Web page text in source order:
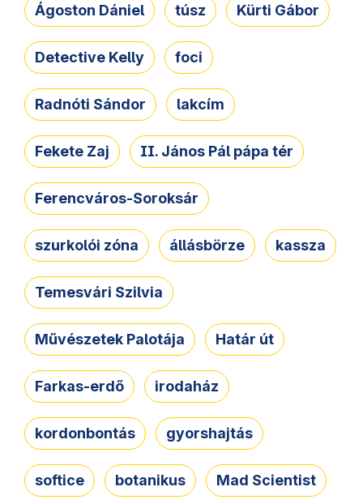
Ágoston Dániel túsz Kürti Gábor
Detective Kelly foci
Radnóti Sándor lakcím
Fekete Zaj II. János Pál pápa tér
Ferencváros-Soroksár
szurkolói zóna állásbörze kassza
Temesvári Szilvia
Művészetek Palotája Határ út
Farkas-erdő irodaház
kordonbontás gyorshajtás
softice botanikus Mad Scientist